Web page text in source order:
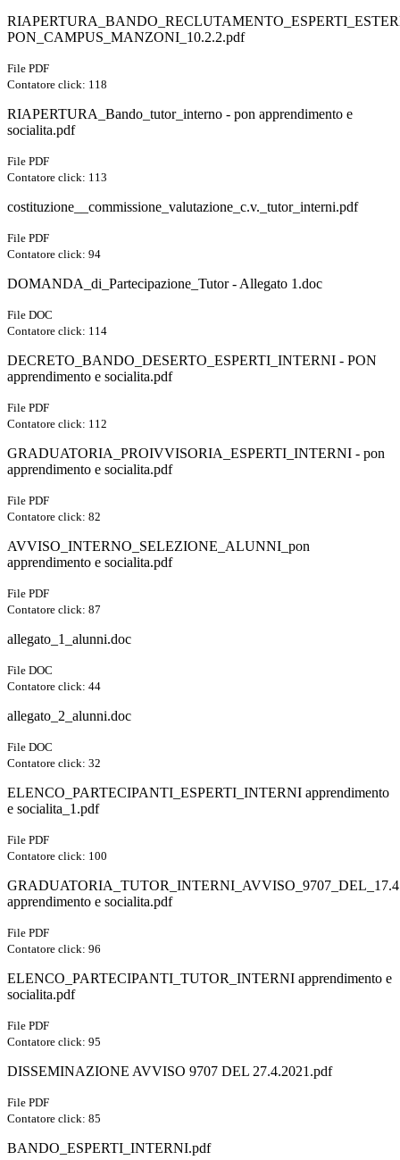
PON_CAMPUS_MANZONI_10.2.2.pdf
File PDF
Contatore click: 118
RIAPERTURA_Bando_tutor_interno - pon apprendimento e
socialita.pdf
File PDF
Contatore click: 113
costituzione__commissione_valutazione_c.v._tutor_interni.pdf
File PDF
Contatore click: 94
DOMANDA_di_Partecipazione_Tutor - Allegato 1.doc
File DOC
Contatore click: 114
DECRETO_BANDO_DESERTO_ESPERTI_INTERNI - PON
apprendimento e socialita.pdf
File PDF
Contatore click: 112
GRADUATORIA_PROIVVISORIA_ESPERTI_INTERNI - pon
apprendimento e socialita.pdf
File PDF
Contatore click: 82
AVVISO_INTERNO_SELEZIONE_ALUNNI_pon
apprendimento e socialita.pdf
File PDF
Contatore click: 87
allegato_1_alunni.doc
File DOC
Contatore click: 44
allegato_2_alunni.doc
File DOC
Contatore click: 32
ELENCO_PARTECIPANTI_ESPERTI_INTERNI apprendimento
e socialita_1.pdf
File PDF
Contatore click: 100
apprendimento e socialita.pdf
File PDF
Contatore click: 96
ELENCO_PARTECIPANTI_TUTOR_INTERNI apprendimento e
socialita.pdf
File PDF
Contatore click: 95
DISSEMINAZIONE AVVISO 9707 DEL 27.4.2021.pdf
File PDF
Contatore click: 85
BANDO_ESPERTI_INTERNI.pdf